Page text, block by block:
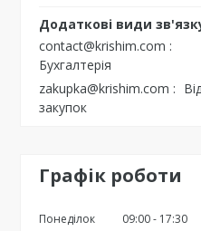
contact@krishim.com
Бухгалтерія
zakupka@krishim.com
закупок
Графік роботи
Понеділок 09:00
17:30